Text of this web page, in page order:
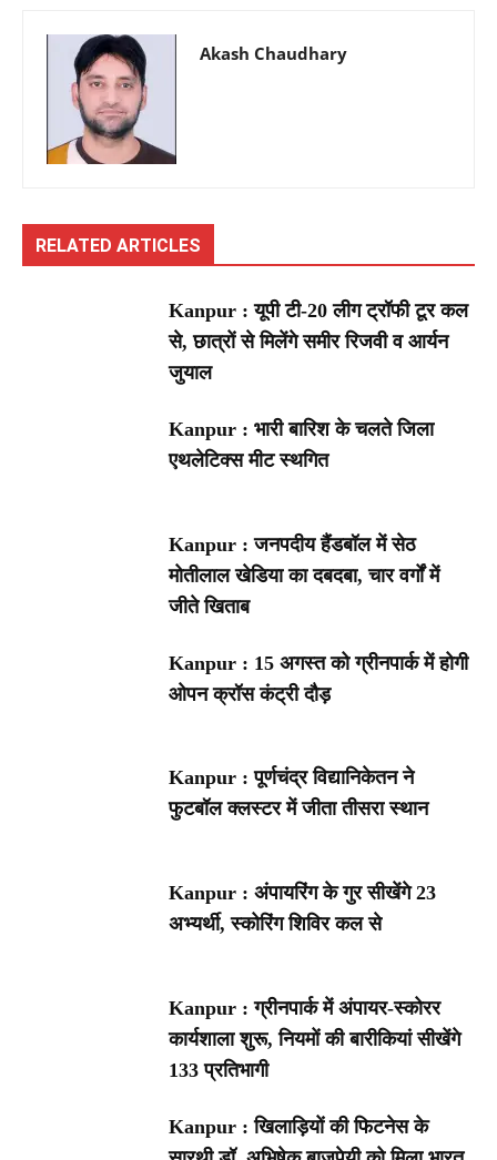
Akash Chaudhary
RELATED ARTICLES
Kanpur : यूपी टी-20 लीग ट्रॉफी टूर कल
से, छात्रों से मिलेंगे समीर रिजवी व आर्यन
जुयाल
Kanpur : भारी बारिश के चलते जिला
एथलेटिक्स मीट स्थगित
Kanpur : जनपदीय हैंडबॉल में सेठ
मोतीलाल खेडिया का दबदबा, चार वर्गों में
जीते खिताब
Kanpur : 15 अगस्त को ग्रीनपार्क में होगी
ओपन क्रॉस कंट्री दौड़
Kanpur : पूर्णचंद्र विद्यानिकेतन ने
फुटबॉल क्लस्टर में जीता तीसरा स्थान
Kanpur : अंपायरिंग के गुर सीखेंगे 23
अभ्यर्थी, स्कोरिंग शिविर कल से
Kanpur : ग्रीनपार्क में अंपायर-स्कोरर
कार्यशाला शुरू, नियमों की बारीकियां सीखेंगे
133 प्रतिभागी
Kanpur : खिलाड़ियों की फिटनेस के